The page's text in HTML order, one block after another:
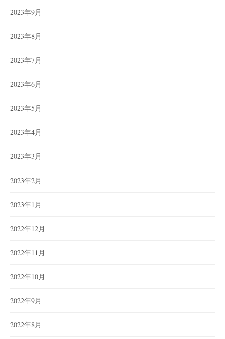
2023年9月
2023年8月
2023年7月
2023年6月
2023年5月
2023年4月
2023年3月
2023年2月
2023年1月
2022年12月
2022年11月
2022年10月
2022年9月
2022年8月